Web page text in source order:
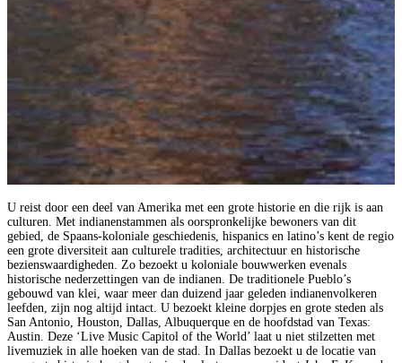
U reist door een deel van Amerika met een grote historie en die rijk is aan
culturen. Met indianenstammen als oorspronkelijke bewoners van dit
gebied, de Spaans-koloniale geschiedenis, hispanics en latino’s kent de regio
een grote diversiteit aan culturele tradities, architectuur en historische
bezienswaardigheden. Zo bezoekt u koloniale bouwwerken evenals
historische nederzettingen van de indianen. De traditionele Pueblo’s
gebouwd van klei, waar meer dan duizend jaar geleden indianenvolkeren
leefden, zijn nog altijd intact. U bezoekt kleine dorpjes en grote steden als
San Antonio, Houston, Dallas, Albuquerque en de hoofdstad van Texas:
Austin. Deze ‘Live Music Capitol of the World’ laat u niet stilzetten met
livemuziek in alle hoeken van de stad. In Dallas bezoekt u de locatie van